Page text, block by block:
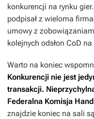
konkurencji na rynku
podpisał z wieloma
umowy z
kolejnych odsłon CoD
Warto na koniec
Konkurencji nie jest
transakcji.
Federalna Komisja
znajdzie koniec na sali